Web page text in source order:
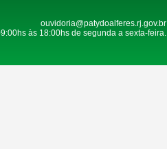
ouvidoria@patydoalferes.rj.gov.br
às 18:00hs de segunda a sexta-feira.